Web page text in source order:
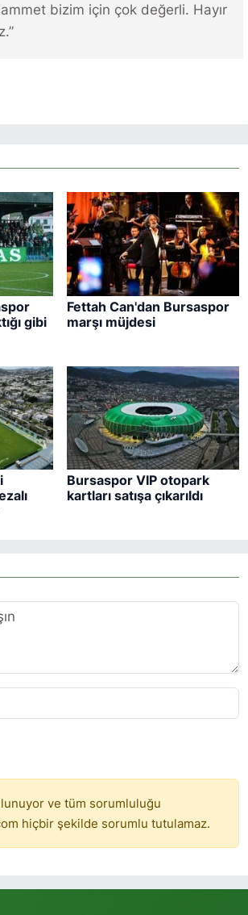
bizim için çok değerli. Hayır
gibi
Fettah Can'dan Bursaspor
marşı müjdesi
Bursaspor VIP otopark
kartları satışa çıkarıldı
ve tüm sorumluluğu
hiçbir şekilde sorumlu tutulamaz.